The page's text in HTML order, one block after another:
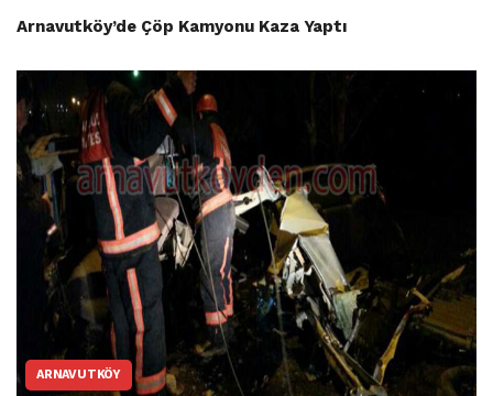
Arnavutköy’de Çöp Kamyonu Kaza Yaptı
ARNAVUTKÖY